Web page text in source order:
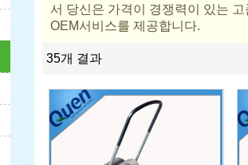
서 당신은 가격이 경쟁력이 있는
OEM서비스를 제공합니다.
35개 결과